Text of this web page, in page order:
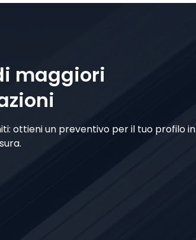
maggiori
ottieni un preventivo per il tuo profilo in